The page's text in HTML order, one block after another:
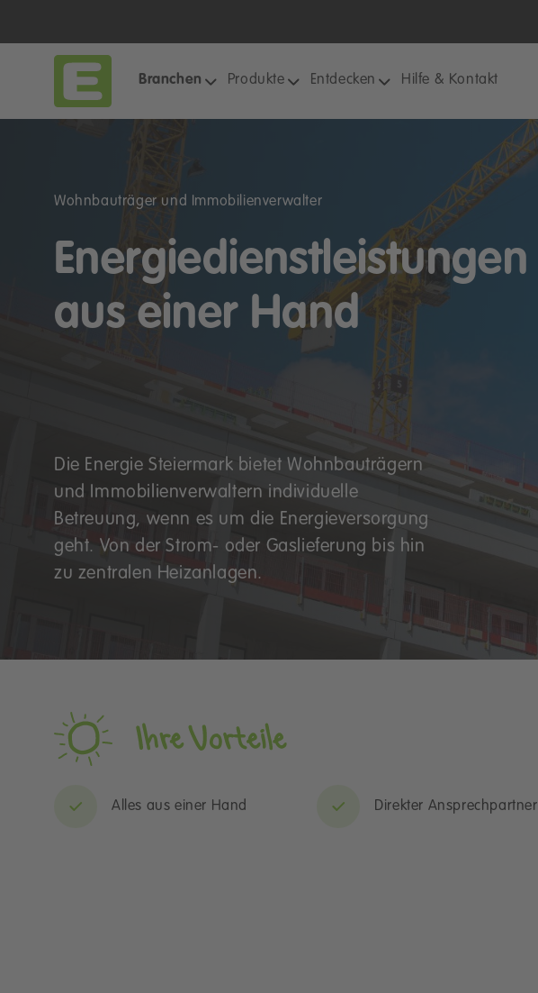
Branchen Produkte Entdecken Hilfe & Kontakt
Wohnbauträger und Immobilienverwalter
Energiedienstleistungen
aus einer Hand
Die Energie Steiermark bietet Wohnbauträgern
und Immobilienverwaltern individuelle
Betreuung, wenn es um die Energieversorgung
geht. Von der Strom- oder Gaslieferung bis hin
zu zentralen Heizanlagen.
Alles aus einer Hand Direkter Ansprechpartner